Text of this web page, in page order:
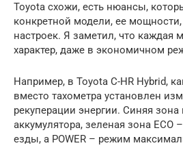
Toyota схожи, есть нюансы,
конкретной модели, ее мощности,
настроек. Я заметил, что каждая
характер, даже в экономичном
Например, в Toyota C-HR Hybrid,
вместо тахометра установлен
рекуперации энергии. Синяя
аккумулятора, зеленая зона
езды, а POWER – режим